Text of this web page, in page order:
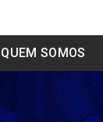
QUEM SOMOS